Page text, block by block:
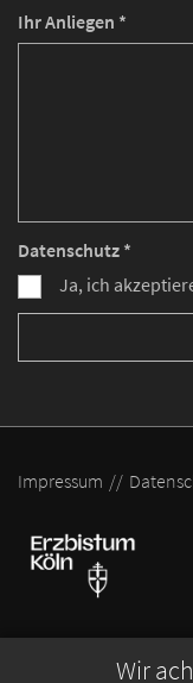
Wir
Ihr Anliegen *
Datenschutz *
Ja, ich
Impressum